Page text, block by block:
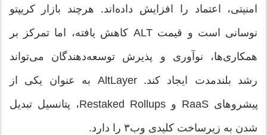
امنیتی، اعتماد را افزایش داده‌اند. هرچند بازار کریپتو
نوسانی است و قیمت ALT کاهش یافته، اما تمرکز بر
همکاری‌ها، نوآوری و پذیرش توسعه‌دهندگان می‌تواند
رشد بلندمدت ایجاد کند. AltLayer به عنوان یکی از
پیشروهای RaaS و Restaked Rollups، پتانسیل تبدیل
شدن به زیرساخت کلیدی وب۳ را دارد.